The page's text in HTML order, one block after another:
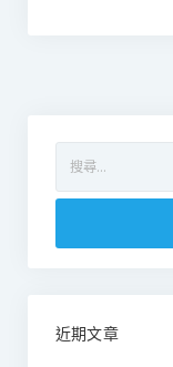
關
字:
近期文章